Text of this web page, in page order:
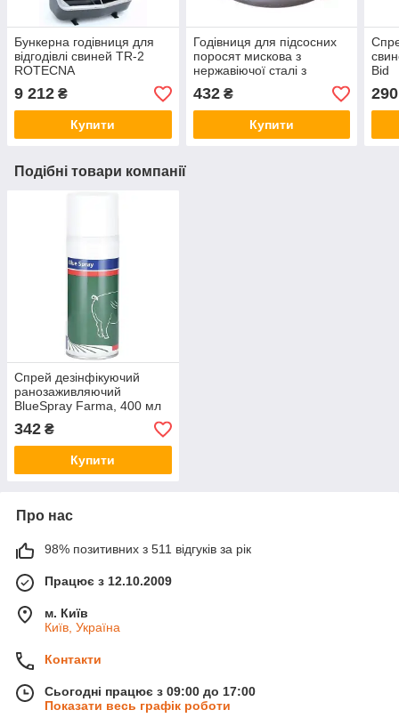
Бункерна годівниця для
відгодівлі свиней TR-2
ROTECNA
9 212 ₴
Купити
Годівниця для підсосних
поросят мискова з
нержавіючої сталі з
кріпленням для щілинної
підлоги
432₴
Купити
Bid
290
Подібні товари компанії
Спрей дезінфікуючий
ранозаживляючий
BlueSpray Farma, 400 мл
342 ₴
Купити
Про нас
98% позитивних з 511 відгуків за рік
Працює з 12.10.2009
м. Київ
Київ, Україна
Контакти
Сьогодні працює з 09:00 до 17:00
Показати весь графік роботи